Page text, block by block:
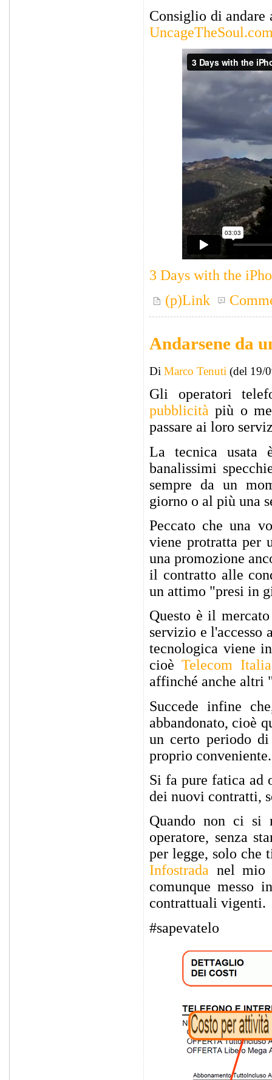
Consiglio di andare
3 Days with the
(p)Link
Andarsene da
Di Marco Tenuti (del 19/
Gli operatori
pubblicità più o
passare ai loro
La tecnica usata
banalissimi
sempre da un
giorno o al più una
Peccato che una
viene protratta per
una promozione
il contratto alle
un attimo "presi in
Questo è il
servizio e l'accesso
tecnologica viene
cioèTelecom Italia
affinché anche altri
Succede infine
abbandonato, cioè
un certo periodo
proprio conveniente.
Si fa pure fatica ad
dei nuovi contratti,
Quando non ci si
operatore, senza
per legge, solo che
Infostrada nel mio
comunque messo
contrattuali vigenti.
#sapevatelo